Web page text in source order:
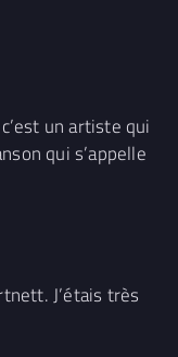
un artiste qui
qui s’appelle
J’étais très